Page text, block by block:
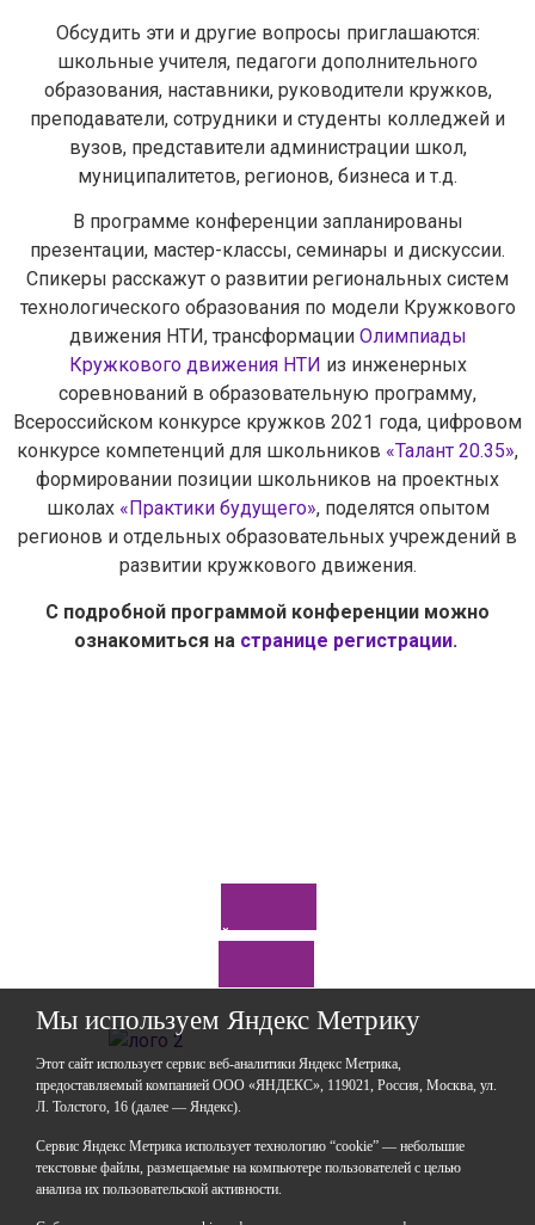
Обсудить эти и другие вопросы приглашаются:
школьные учителя, педагоги дополнительного
образования, наставники, руководители кружков,
преподаватели, сотрудники и студенты колледжей и
вузов, представители администрации школ,
муниципалитетов, регионов, бизнеса и т.д.
В программе конференции запланированы
презентации, мастер-классы, семинары и дискуссии.
Спикеры расскажут о развитии региональных систем
технологического образования по модели Кружкового
движения НТИ, трансформации Олимпиады
Кружкового движения НТИ из инженерных
соревнований в образовательную программу,
Всероссийском конкурсе кружков 2021 года, цифровом
конкурсе компетенций для школьников «Талант 20.35»,
формировании позиции школьников на проектных
школах «Практики будущего», поделятся опытом
регионов и отдельных образовательных учреждений в
развитии кружкового движения.
С подробной программой конференции можно
ознакомиться на странице регистрации.
Задайте нам вопрос
Мы используем Яндекс Метрику
Этот сайт использует сервис веб-аналитики Яндекс Метрика,
предоставляемый компанией ООО «ЯНДЕКС», 119021, Россия, Москва, ул.
Л. Толстого, 16 (далее — Яндекс).
Сервис Яндекс Метрика использует технологию “cookie” — небольшие
текстовые файлы, размещаемые на компьютере пользователей с целью
анализа их пользовательской активности.
ГАОУДО «Центр развития талантов «Аврора»
ИНН: 0277946670
ОГРН: 119028008662
Юридический адрес: 450112, Российская Федерация,
Задайте нам вопрос
Для заполнения данной формы включите
JavaScript в браузере.
Эл. почта*
Тема вопроса:*
Ваш вопрос*
Отправить
персональных данных